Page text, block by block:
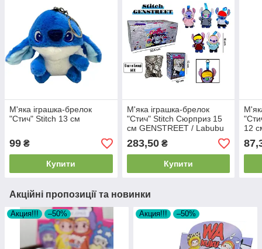
М'яка іграшка-брелок
"Стич" Stitch 13 см
99 ₴
Купити
М'яка іграшка-брелок
"Стич" Stitch Сюрприз 15
см GENSTREET / Labubu
283,50₴
Купити
12
Акційні пропозиції та новинки
Акция!!! –50% Акция!!! –50%